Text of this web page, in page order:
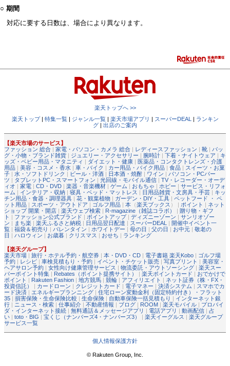
○ 期間
対応に要する日数は、場合により異なります。
楽天トップへ >>
楽天トップ| 特集一覧| ジャンル一覧| 楽天市場アプリ | スーパーDEAL | ランキン
グ | 出店のご案内
【楽天市場のサービス】
ファッション 総合 | 家電・パソコン・カメラ 総合 | レディースファッション | 靴 | バッ
グ・小物・ブランド雑貨 | ジュエリー・アクセサリー | 腕時計 | 下着・ナイトウェア | キ
ッズ・ベビー用品・マタニティ | ダイエット・健康 | 医薬品・コンタクトレンズ・介護
用品 | 美容・コスメ・香水 | 車・バイク | カー用品・バイク用品 | 食品 | スイーツ・お菓
子 | 水・ソフトドリンク | ビール・洋酒 | 日本酒・焼酎 | ワイン | パソコン・PCパー
ツ | タブレットPC・スマートフォン | 光回線・モバイル通信 | TV・レコーダー・オーデ
ィオ | 家電 | CD・DVD | 楽器・音楽機材 | ゲーム | おもちゃ | ホビー | サービス・リフォ
ーム | インテリア・収納 | 寝具・ベッド・マットレス | 日用品雑貨・文房具・手芸 | キッ
チン用品・食器・調理器具 | 花・観葉植物 | ガーデン・DIY・工具 | ペットフード ・ ペ
ット用品 | スポーツ・アウトドア | ゴルフ用品 | 本 （楽天ブックス ） | ポイント | ネット
ショップ 開業・開店 | 楽天ウェブ検索 | R-magazine（雑誌コラボ） | 贈り物・ギフ
ト | ファッション公式ブランド | ポイントアップ| ディズニーゾーン | サンリオゾー
ン | まち楽 | 楽天ふるさと納税 | 日用品翌日配達 | スーパーDEAL | 開催中イベント一
覧 | 福袋＆初売り | バレンタイン | ホワイトデー | 母の日 | 父の日 | お中元 | 敬老の
日 | ハロウィン | お歳暮 | クリスマス | おせち | ランキング
【楽天グループ】
楽天市場 | 旅行・ホテル予約・航空券 | 本・DVD・CD | 電子書籍 楽天Kobo | ゴルフ場
予約 | レシピ | 車検見積もり・予約 | イベント・チケット販売 | 写真プリント | 美容室・
ヘアサロン予約 | 女性向け健康管理サービス | 物流委託・アウトソーシング | 楽天スー
パーポイント特集 | Rebates（ポイント提携サイト） | 楽天ポイントカード | おでかけで
ポイント | Rakuten Fashion | 地方競馬 | 競輪 | アフィリエイト | ネット証券（株・FX・
投資信託）
| カードローン | クレジットカード | 電子マネー | 決済システム | スマホでカ
ード決済 | エネルギープランニング | 住宅ローン変動金利（固定特約付き）・フラット
35 | 損害保険・生命保険比較 | 生命保険 | 自動車保険一括見積もり | インターネット銀
行 | ニュース・検索 | 仕事紹介 | 不動産情報 | ブログ | ROOM | 楽天モバイル | プロバイ
ダ・インターネット接続 | 無料通話＆メッセージアプリ | 電話アプリ | 動画配信 | 占
い | toto・BIG | 宝くじ（ナンバーズ4・ナンバーズ3） | 楽天イーグルス | 楽天グループ
サービス一覧
個人情報保護方針
© Rakuten Group, Inc.